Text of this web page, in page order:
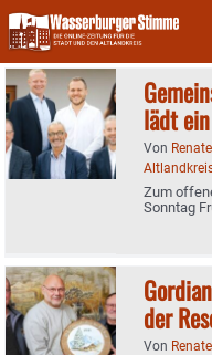
Skip
to
content
lädt ein
Von
Zum
Sonntag
der
Von